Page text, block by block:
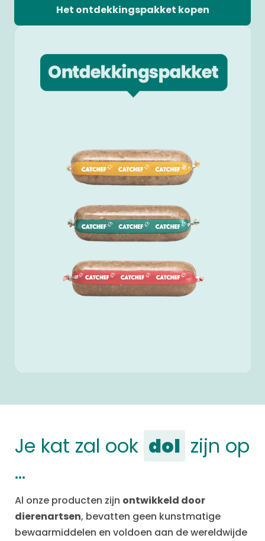
Het ontdekkingspakket kopen
Je kat zal ook dol zijn op
…
Al onze producten zijn ontwikkeld door
dierenartsen, bevatten geen kunstmatige
bewaarmiddelen en voldoen aan de wereldwijde